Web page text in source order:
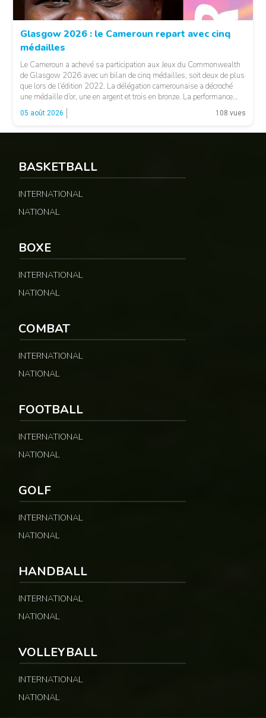
Glasgow 2026 : le Cameroun repart avec cinq
médailles
Le Cameroun a achevé sa participation aux Jeux du Commonwealth
de Glasgow 2026 avec un bilan de cinq médailles, soit deux de plus
que lors de l’édition 2022. La délégation camerounaise a décroché
une médaille d’or, une en argent et trois en bronze. La performance
majeure est venue d’Emmanuel Eseme. Le sprinteur camerounais
s’est imposé […]
05 août 2026 108 vues
BASKETBALL
INTERNATIONAL
NATIONAL
BOXE
INTERNATIONAL
NATIONAL
COMBAT
INTERNATIONAL
NATIONAL
FOOTBALL
INTERNATIONAL
NATIONAL
GOLF
INTERNATIONAL
NATIONAL
HANDBALL
INTERNATIONAL
NATIONAL
VOLLEYBALL
INTERNATIONAL
NATIONAL